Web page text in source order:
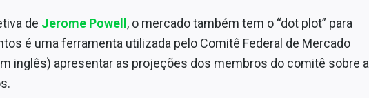
de Jerome Powell, o mercado também tem o “dot plot” para
é uma ferramenta utilizada pelo Comitê Federal de Mercado
inglês) apresentar as projeções dos membros do comitê sobre a